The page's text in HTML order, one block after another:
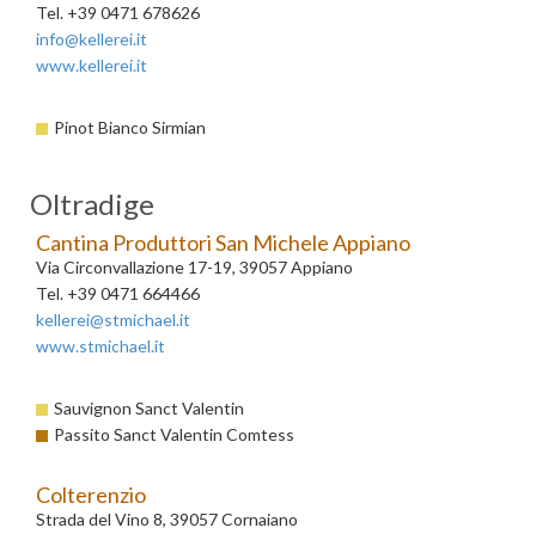
Tel. +39 0471 678626
info@kellerei.it
www.kellerei.it
Pinot Bianco Sirmian
Oltradige
Cantina Produttori San Michele Appiano
Via Circonvallazione 17-19, 39057 Appiano
Tel. +39 0471 664466
kellerei@stmichael.it
www.stmichael.it
Sauvignon Sanct Valentin
Passito Sanct Valentin Comtess
Colterenzio
Strada del Vino 8, 39057 Cornaiano